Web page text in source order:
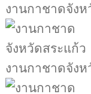
งานกาชาดจัง
งานกาชาดจัง